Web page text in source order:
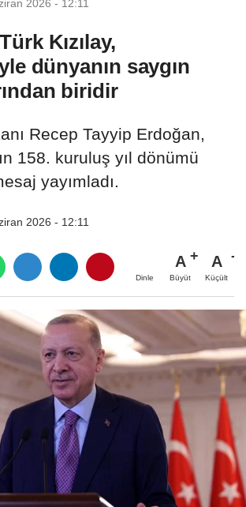
2026 - 12:11
Kızılay,
dünyanın saygın
biridir
Recep Tayyip Erdoğan,
158. kuruluş yıl dönümü
yayımladı.
2026 - 12:11
Dinle
A
Büyüt
A
Küçült